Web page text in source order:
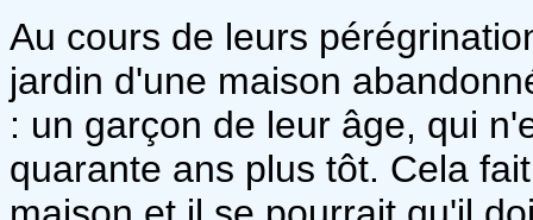
Au cours de leurs
jardin d'une maison
: un garçon de leur âge, qui
quarante ans plus tôt. Cela